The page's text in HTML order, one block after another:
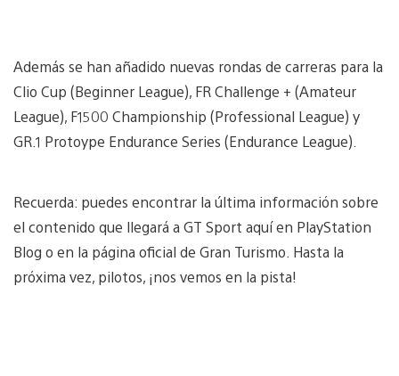
Además se han añadido nuevas rondas de carreras para la
Clio Cup (Beginner League), FR Challenge + (Amateur
League), F1500 Championship (Professional League) y
GR.1 Protoype Endurance Series (Endurance League).
Recuerda: puedes encontrar la última información sobre
el contenido que llegará a GT Sport aquí en PlayStation
Blog o en la página oficial de Gran Turismo. Hasta la
próxima vez, pilotos, ¡nos vemos en la pista!